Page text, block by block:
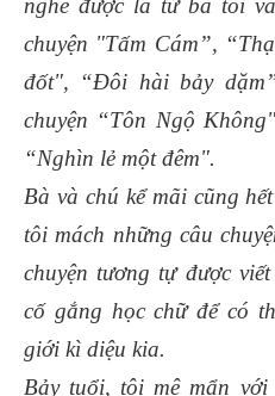
nghe được là từ bà tôi
chuyện "Tấm Cám”,
đốt", “Đôi hài bảy
chuyện “Tôn Ngộ
“Nghìn lẻ một đêm".
Bà và chú kể mãi cũng
tôi mách những câu
chuyện tương tự được
cố gắng học chữ để có
giới kì diệu kia.
Bảy tuổi, tôi mê mẩn